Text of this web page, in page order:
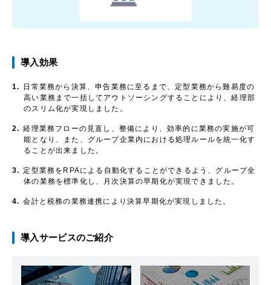
導入効果
1.
日常業務から決算、申告業務に至るまで、定型業務から難易度の
高い業務まで一括してアウトソーシングすることにより、経理部
のスリム化が実現しました。
2. 経理業務フローの見直し、整備により、効率的に業務の実施が可
能となり、また、グループ企業内における処理ルールを統一化す
ることが出来ました。
3. 定型業務をRPAによる自動化することができるよう、グループ全
体の業務を標準化し、月次決算の早期化が実現できました。
4. 会計と税務の業務連携により決算早期化が実現しました。
導入サービスのご紹介